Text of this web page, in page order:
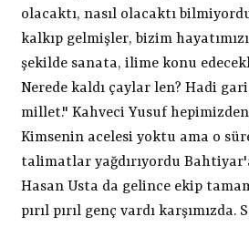
olacaktı, nasıl olacaktı
kalkıp gelmişler, bizim
şekilde sanata, ilime konu
Nerede kaldı çaylar len? Hadi
millet." Kahveci Yusuf hepimizden
Kimsenin acelesi yoktu ama o
talimatlar yağdırıyordu
Hasan Usta da gelince ekip
pırıl pırıl genç vardı karşımızda.